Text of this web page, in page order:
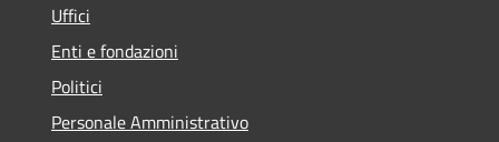
Uffici
Enti e fondazioni
Politici
Personale Amministrativo